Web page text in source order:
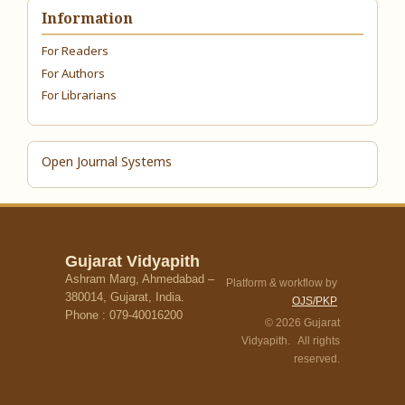
Information
For Readers
For Authors
For Librarians
Open Journal Systems
Gujarat Vidyapith
Ashram Marg, Ahmedabad –
380014, Gujarat, India.
Phone : 079-40016200
Platform & workflow by
OJS/PKP
© 2026 Gujarat
Vidyapith. All rights
reserved.